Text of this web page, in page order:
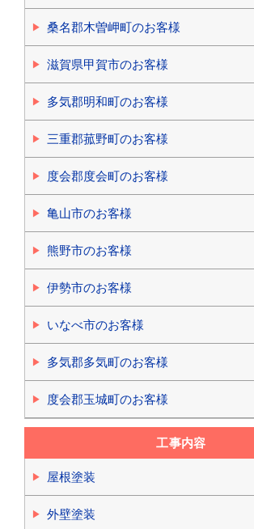
桑名郡木曽岬町のお客様
滋賀県甲賀市のお客様
多気郡明和町のお客様
三重郡菰野町のお客様
度会郡度会町のお客様
亀山市のお客様
熊野市のお客様
伊勢市のお客様
いなべ市のお客様
多気郡多気町のお客様
度会郡玉城町のお客様
工事内容
屋根塗装
外壁塗装